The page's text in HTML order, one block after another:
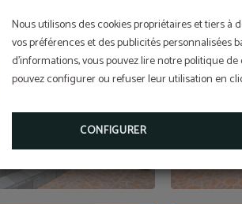
Nous utilisons des cookies propriétaires et tiers
vos préférences et des publicités personnalisées
d'informations, vous pouvez lire notre politique
pouvez configurer ou refuser leur utilisation en
CONFIGURER